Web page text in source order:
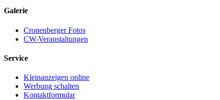
Galerie
Cronenberger Fotos
CW-Veranstaltungen
Service
Kleinanzeigen online
Werbung schalten
Kontaktformular